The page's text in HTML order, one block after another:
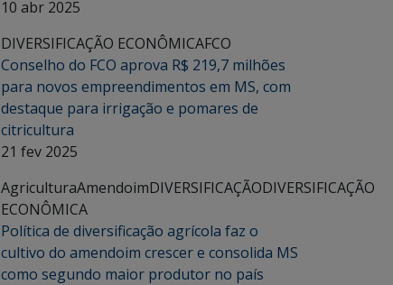
10 abr 2025
DIVERSIFICAÇÃO ECONÔMICAFCO
Conselho do FCO aprova R$ 219,7 milhões
para novos empreendimentos em MS, com
destaque para irrigação e pomares de
citricultura
21 fev 2025
AgriculturaAmendoimDIVERSIFICAÇÃODIVERSIFICAÇÃO
ECONÔMICA
Política de diversificação agrícola faz o
cultivo do amendoim crescer e consolida MS
como segundo maior produtor no país